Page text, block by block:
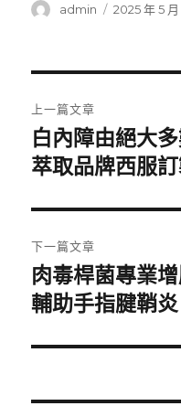
作
admin
發
2025 年 5 月
章
導
覽
上一篇文章
上
一
文
章:
白內障由絕大
萃取品牌西服
下一篇文章
下
一
文
肉毒桿菌專業
輔助手指腱鞘炎